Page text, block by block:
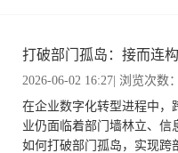
打破部门孤岛：接而连
2026-06-02 16:27 | 浏览次数
在企业数字化转型进程中，
业仍面临着部门墙林立、信
如何打破部门孤岛，实现跨